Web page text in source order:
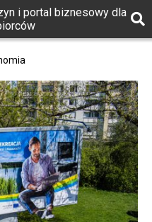
i portal biznesowy dla